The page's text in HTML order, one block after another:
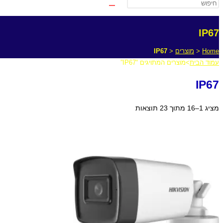
IP67
Home
< מוצרים <
IP67
עמוד הבית>מוצרים המתויגים “IP67”
IP67
מציג 1–16 מתוך 23 תוצאות
ממוין
ליקר